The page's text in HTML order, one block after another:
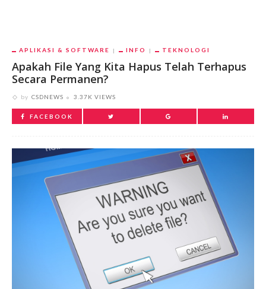
APLIKASI & SOFTWARE INFO TEKNOLOGI
Apakah File Yang Kita Hapus Telah Terhapus
Secara Permanen?
by CSDNEWS 3.37K VIEWS
FACEBOOK